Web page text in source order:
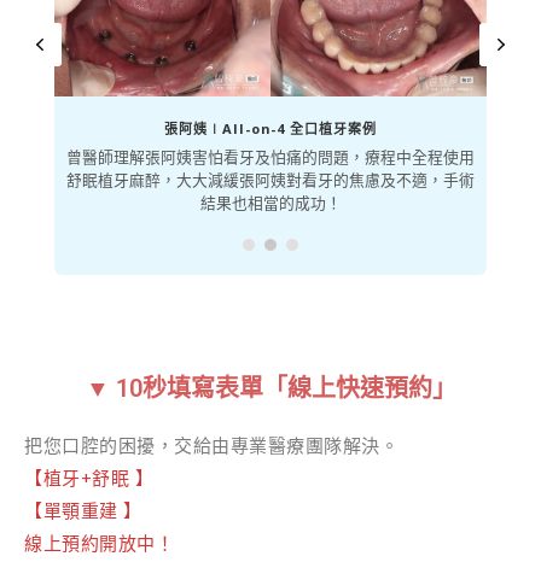
張阿姨∣All-on-4 全口植牙案例
曾醫師理解張阿姨害怕看牙及怕痛的問題，療程中全程使用
舒眠植牙麻醉，大大減緩張阿姨對看牙的焦慮及不適，手術
結果也相當的成功！
▼ 10秒填寫表單「線上快速預約」
把您口腔的困擾，交給由專業醫療團隊解決。
【植牙+舒眠 】
【單顎重建 】
線上預約開放中！